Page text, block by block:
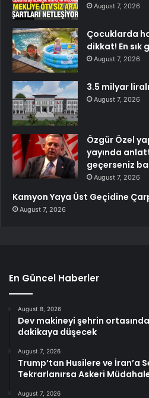
August 7, 2026
Çocuklarda
dikkat! En sık
August 7, 2026
3.5 milyar
August 7, 2026
Özgür Özel
yayında
geçerseniz
August 7, 2026
Kamyon Yaya Üst Geçidine
August 7, 2026
En Güncel Haberler
August 8, 2026
Dev makineyi şehrin
dakikaya düşecek
August 7, 2026
Trump’tan Husilere ve İran’a
Tekrarlanırsa Askeri
August 7, 2026